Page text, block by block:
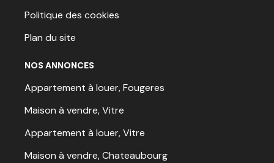
Politique des cookies
Plan du site
NOS ANNONCES
Appartement à louer, Fougeres
Maison à vendre, Vitre
Appartement à louer, Vitre
Maison à vendre, Chateaubourg